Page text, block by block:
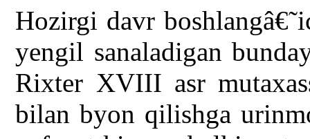
Hozirgi davr
yengil sanaladigan
Rixter XVIII asr
bilan byon qilishga